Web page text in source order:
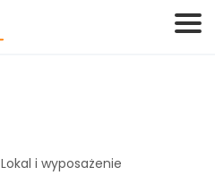
Lokal i wyposażenie